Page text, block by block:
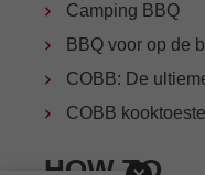
Camping BBQ
BBQ voor op de
COBB: De
COBB